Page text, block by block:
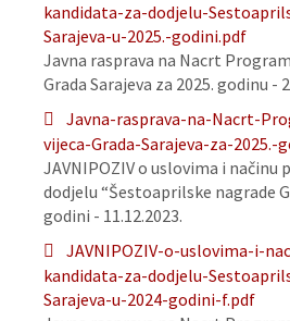
kandidata-za-dodjelu-
Sarajeva-u-2025.-godini.pdf
Javna rasprava na Nacrt
Grada Sarajeva za 2025. godinu -
Javna-rasprava-na-Nacrt-
vijeca-Grada-Sarajeva-za-2025.-
JAVNIPOZIV o uslovima i načinu
dodjelu “Šestoaprilske nagrade
godini - 11.12.2023.
JAVNIPOZIV-o-uslovima-i-
kandidata-za-dodjelu-
Sarajeva-u-2024-godini-f.pdf